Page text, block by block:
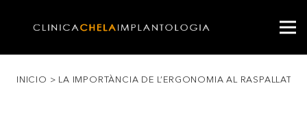
INICIO > LA IMPORTÀNCIA DE L’ERGONOMIA AL RASPALLAT